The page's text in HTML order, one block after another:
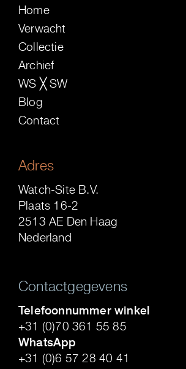
Home
Verwacht
Collectie
Archief
WS ╳ SW
Blog
Contact
Adres
Watch-Site B.V.
Plaats 16-2
2513 AE Den Haag
Nederland
Contactgegevens
Telefoonnummer winkel
+31 (0)70 361 55 85
WhatsApp
+31 (0)6 57 28 40 41